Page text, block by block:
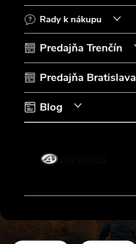
Rady k nákupu
Predajňa Trenčín
Predajňa Bratislava
Blog